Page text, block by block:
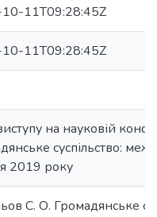
11T09:28:45Z
11T09:28:45Z
на науковій
суспільство:
2019 року
С. О. Громадянське